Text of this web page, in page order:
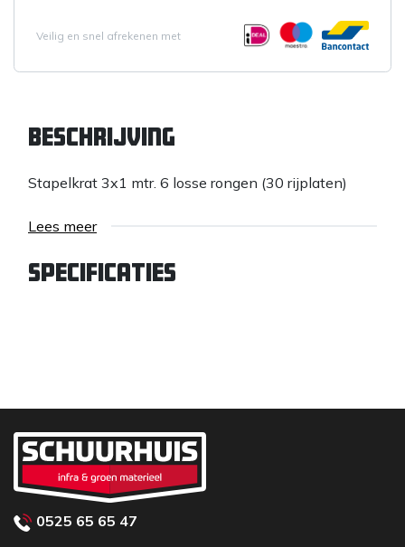
Veilig en snel afrekenen met
Beschrijving
Stapelkrat 3x1 mtr. 6 losse rongen (30 rijplaten)
Lees meer
Specificaties
0525 65 65 47